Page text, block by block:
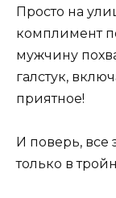
Просто на
комплимент
мужчину
галстук,
приятное!
И поверь, все
только в